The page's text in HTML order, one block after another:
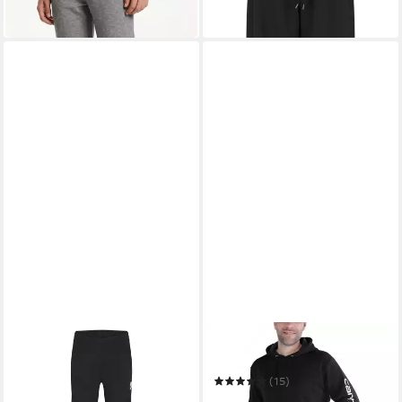
in 1-2 Werktagen bei dir
in 2-3 Werktagen bei dir
NIKE SPORTSWEAR
Jogginghose NKN N NSW
CLUB FLEECE LBR CARG
UVP 30,00 €
Kapuzensweatshirt K288
(15)
ab 69,00 €